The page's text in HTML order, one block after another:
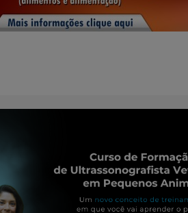
Atualizado em:23 de abril de